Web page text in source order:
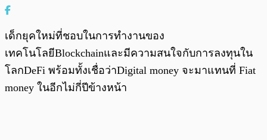
เด็กยุคใหม่ที่ชอบในการทำงานของ
เทคโนโลยีBlockchainและมีความสนใจกับการลงทุนใน
โลกDeFi พร้อมทั้งเชื่อว่าDigital money จะมาแทนที่ Fiat
money ในอีกไม่กี่ปีข้างหน้า